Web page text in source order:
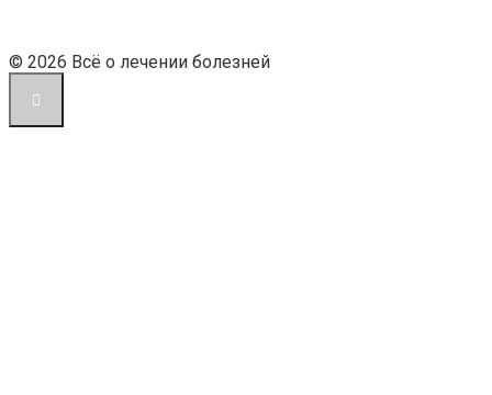
© 2026 Всё о лечении болезней